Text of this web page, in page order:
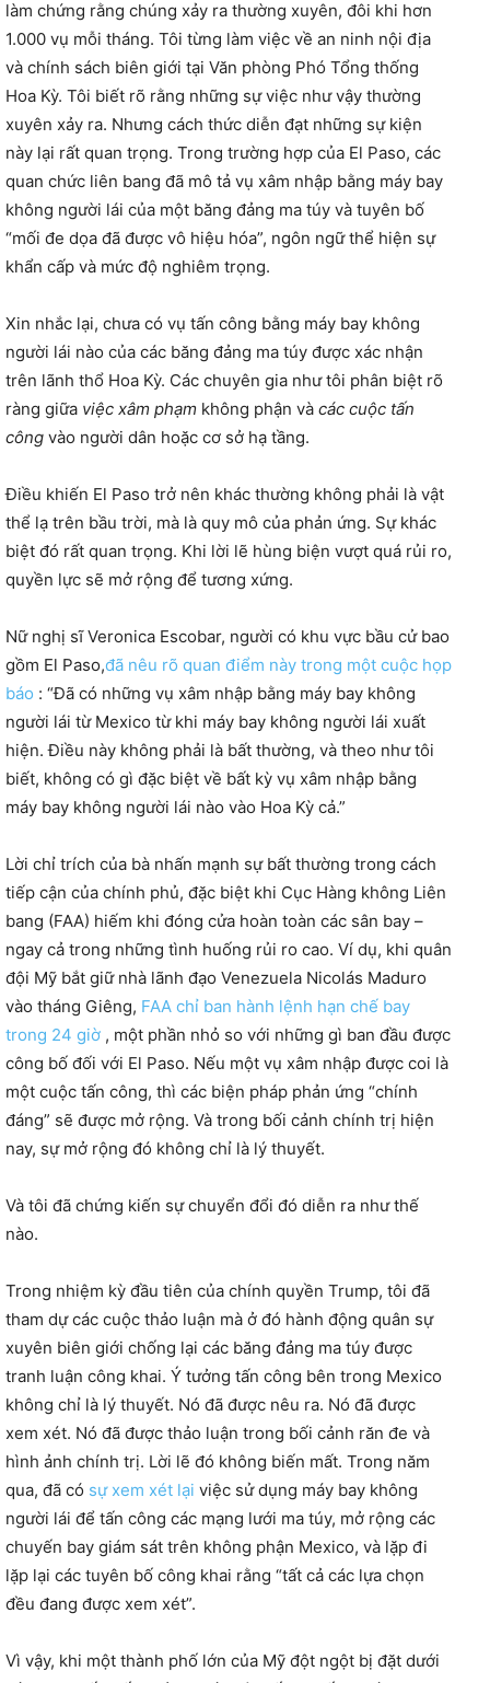
làm chứng rằng chúng xảy ra thường xuyên, đôi khi hơn
1.000 vụ mỗi tháng. Tôi từng làm việc về an ninh nội địa
và chính sách biên giới tại Văn phòng Phó Tổng thống
Hoa Kỳ. Tôi biết rõ rằng những sự việc như vậy thường
xuyên xảy ra. Nhưng cách thức diễn đạt những sự kiện
này lại rất quan trọng. Trong trường hợp của El Paso, các
quan chức liên bang đã mô tả vụ xâm nhập bằng máy bay
không người lái của một băng đảng ma túy và tuyên bố
“mối đe dọa đã được vô hiệu hóa”, ngôn ngữ thể hiện sự
khẩn cấp và mức độ nghiêm trọng.
Xin nhắc lại, chưa có vụ tấn công bằng máy bay không
người lái nào của các băng đảng ma túy được xác nhận
trên lãnh thổ Hoa Kỳ. Các chuyên gia như tôi phân biệt rõ
ràng giữa việc xâm phạm không phận và các cuộc tấn
công vào người dân hoặc cơ sở hạ tầng.
Điều khiến El Paso trở nên khác thường không phải là vật
thể lạ trên bầu trời, mà là quy mô của phản ứng. Sự khác
biệt đó rất quan trọng. Khi lời lẽ hùng biện vượt quá rủi ro,
quyền lực sẽ mở rộng để tương xứng.
Nữ nghị sĩ Veronica Escobar, người có khu vực bầu cử bao
gồm El Paso,đã nêu rõ quan điểm này trong một cuộc họp
báo : “Đã có những vụ xâm nhập bằng máy bay không
người lái từ Mexico từ khi máy bay không người lái xuất
hiện. Điều này không phải là bất thường, và theo như tôi
biết, không có gì đặc biệt về bất kỳ vụ xâm nhập bằng
máy bay không người lái nào vào Hoa Kỳ cả.”
Lời chỉ trích của bà nhấn mạnh sự bất thường trong cách
tiếp cận của chính phủ, đặc biệt khi Cục Hàng không Liên
bang (FAA) hiếm khi đóng cửa hoàn toàn các sân bay –
ngay cả trong những tình huống rủi ro cao. Ví dụ, khi quân
đội Mỹ bắt giữ nhà lãnh đạo Venezuela Nicolás Maduro
vào tháng Giêng, FAA chỉ ban hành lệnh hạn chế bay
trong 24 giờ , một phần nhỏ so với những gì ban đầu được
công bố đối với El Paso. Nếu một vụ xâm nhập được coi là
một cuộc tấn công, thì các biện pháp phản ứng “chính
đáng” sẽ được mở rộng. Và trong bối cảnh chính trị hiện
nay, sự mở rộng đó không chỉ là lý thuyết.
Và tôi đã chứng kiến ​​sự chuyển đổi đó diễn ra như thế
nào.
Trong nhiệm kỳ đầu tiên của chính quyền Trump, tôi đã
tham dự các cuộc thảo luận mà ở đó hành động quân sự
xuyên biên giới chống lại các băng đảng ma túy được
tranh luận công khai. Ý tưởng tấn công bên trong Mexico
không chỉ là lý thuyết. Nó đã được nêu ra. Nó đã được
xem xét. Nó đã được thảo luận trong bối cảnh răn đe và
hình ảnh chính trị. Lời lẽ đó không biến mất. Trong năm
qua, đã có sự xem xét lại việc sử dụng máy bay không
người lái để tấn công các mạng lưới ma túy, mở rộng các
chuyến bay giám sát trên không phận Mexico, và lặp đi
lặp lại các tuyên bố công khai rằng “tất cả các lựa chọn
đều đang được xem xét”.
Vì vậy, khi một thành phố lớn của Mỹ đột ngột bị đặt dưới